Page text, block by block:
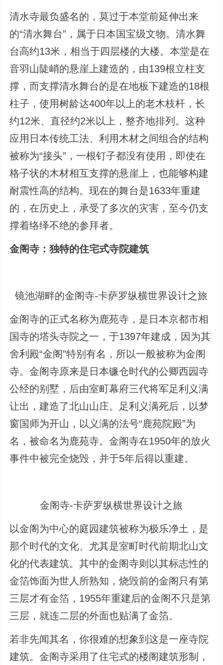
清水寺最负盛名的，莫过于本堂前延伸出来
的“清水舞台”，属于日本国宝级文物。清水舞
台高约13米，相当于四层楼的大楼。本堂是在
音羽山陡峭的悬崖上建造的，由139根立柱支
撑，而支撑清水舞台的是在地板下建造的18根
柱子，使用树龄达400年以上的老木枝杆，长
约12米、直径约2米以上，整齐地排列。这种
应用日本传统工法、利用木材之间组合的结构
被称为“接头”，一根钉子都没有使用，即使在
格子状的木材相互支撑的悬崖上，也能够构建
耐震性高的结构。现在的舞台是1633年重建
的，在历史上，承受了多次的灾害，至今仍支
撑着络绎不绝的参拜者。
金阁寺：独特的住宅式寺院建筑
镜池湖畔的金阁寺-卡萨罗纵横世界设计之旅
金阁寺的正式名称为鹿苑寺，是日本京都市相
国寺的塔头寺院之一，于1397年建成，因为其
舍利殿“金阁”特别有名，所以一般被称为金阁
寺。金阁寺原来是日本镰仓时代的公卿西园寺
公经的别墅，后由室町幕府三代将军足利义满
让出，建造了北山山庄。足利义满死后，以梦
窗国师为开山，以义满的法号“鹿苑院殿”为
名，被命名为鹿苑寺。金阁寺在1950年的放火
事件中被完全烧毁，并于5年后得以重建。
金阁寺-卡萨罗纵横世界设计之旅
以金阁为中心的庭园建筑被称为极乐净土，是
那个时代的文化、尤其是室町时代前期北山文
化的代表建筑。其中的金阁寺则以其标志性的
金箔饰面为世人所熟知，烧毁前的金阁只有第
三层才有金箔，1955年重建后的金阁不只是第
三层，就连二层的外面也贴满了金箔。
若非先闻其名，你很难的想象到这是一座寺院
建筑。金阁寺采用了住宅式的楼阁建筑形制，